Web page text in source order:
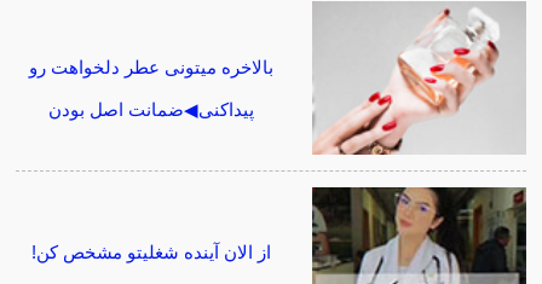
بالاخره میتونی عطر دلخواهت رو
پیداکنی◀ضمانت اصل بودن
از الان آینده شغلیتو مشخص کن!